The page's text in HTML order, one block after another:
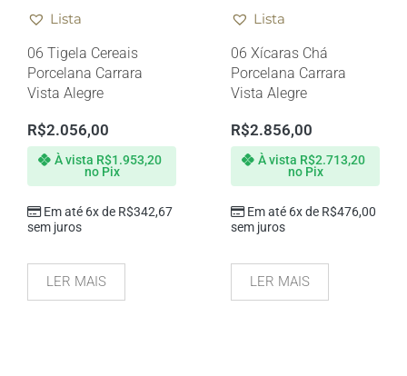
Lista
06 Tigela Cereais
Porcelana Carrara
Vista Alegre
R$2.056,00
Em até 6x de R$342,67
sem juros
À vista R$1.953,20
no Pix
LER MAIS
Lista
06 Xícaras Chá
Porcelana Carrara
Vista Alegre
R$2.856,00
Em até 6x de R$476,00
sem juros
À vista R$2.713,20
no Pix
LER MAIS